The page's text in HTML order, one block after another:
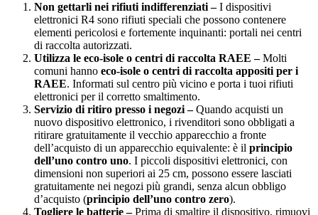
Non gettarli nei rifiuti indifferenziati –I dispositivi
elettronici R4 sono rifiuti speciali che possono contenere
elementi pericolosi e fortemente inquinanti: portali nei centri
di raccolta autorizzati.
Utilizza le eco-isole o centri di raccolta RAEE –Molti
comuni hanno eco-isole o centri di raccolta appositi per i
RAEE. Informati sul centro più vicino e porta i tuoi rifiuti
elettronici per il corretto smaltimento.
Servizio di ritiro presso i negozi –Quando acquisti un
nuovo dispositivo elettronico, i rivenditori sono obbligati a
ritirare gratuitamente il vecchio apparecchio a fronte
dell’acquisto di un apparecchio equivalente: è il principio
dell’uno contro uno. I piccoli dispositivi elettronici, con
dimensioni non superiori ai 25 cm, possono essere lasciati
gratuitamente nei negozi più grandi, senza alcun obbligo
d’acquisto (principio dell’uno contro zero).
Togliere le batterie –Prima di smaltire il dispositivo, rimuovi